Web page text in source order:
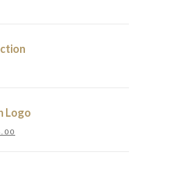
Logo